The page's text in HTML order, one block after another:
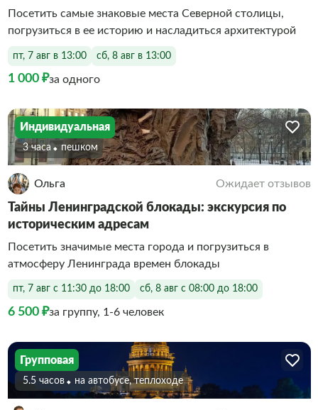
Посетить самые знаковые места Северной столицы,
погрузиться в ее историю и насладиться архитектурой
пт, 7 авг в 13:00 сб, 8 авг в 13:00
1 000 ₽за одного
Индивидуальная
3 часа Пешком
Ольга Ожидает отзывов
Тайны Ленинградской блокады: экскурсия по
историческим адресам
Посетить значимые места города и погрузиться в
атмосферу Ленинграда времен блокады
пт, 7 авг с 11:30 до 18:00 сб, 8 авг с 08:00 до 18:00
6 500 ₽за группу, 1-6 человек
Групповая
5.5 часов На автобусе, теплоходе